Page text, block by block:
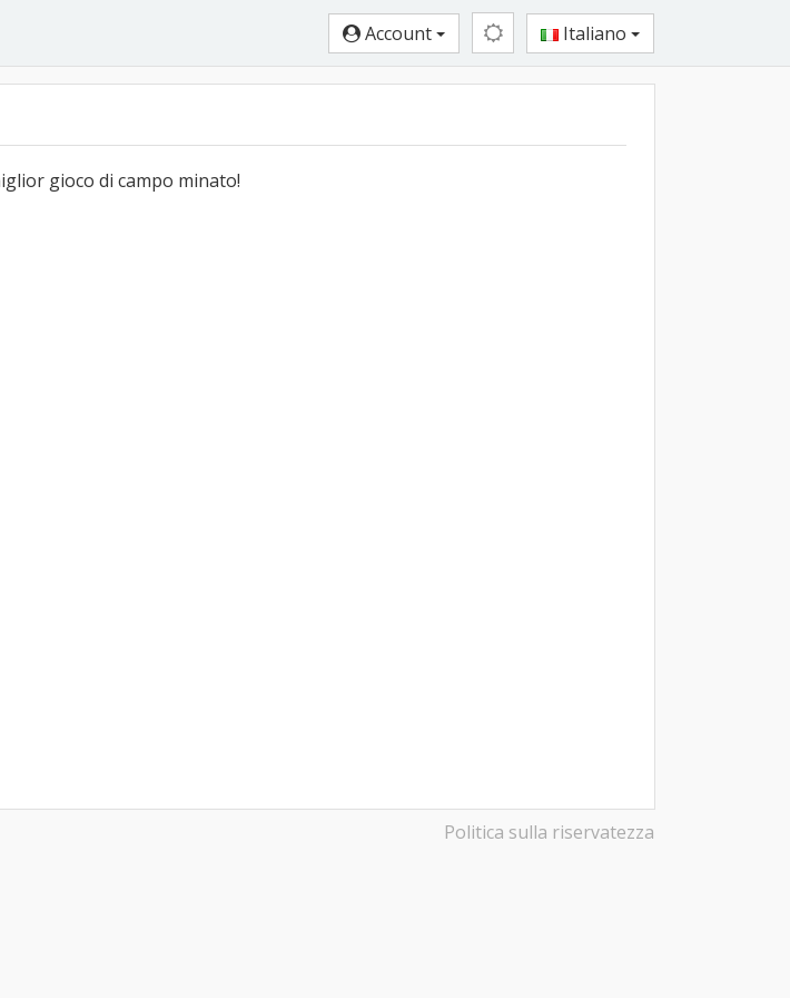
Account Italiano
gioco di campo minato!
Politica sulla riservatezza